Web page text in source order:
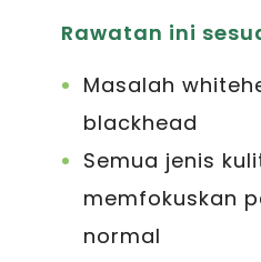
Rawatan ini
Masalah
blackhead
Semua jenis
memfokuskan
normal